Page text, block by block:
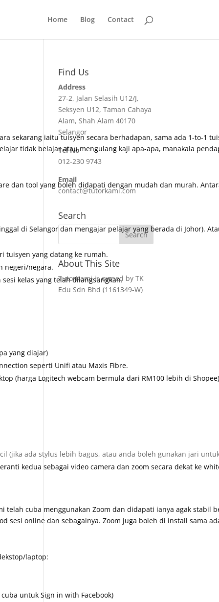
Home Blog Contact
iaitu tuisyen secara berhadapan, sama ada 1-to-1
tidak belajar atau mengulang kaji apa-apa, manakala
dan tool yang boleh didapati dengan mudah dan murah.
di Selangor dan mengajar pelajar yang berada di Johor).
tuisyen yang datang ke rumah.
negeri/negara.
kelas yang telah dilangsungkan.
yang diajar)
seperti Unifi atau Maxis Fibre.
(harga Logitech webcam bermula dari RM100 lebih di
ada stylus lebih bagus, atau anda boleh gunakan jari
kedua sebagai video camera dan zoom secara dekat ke
cuba menggunakan Zoom dan didapati ianya agak
sesi online dan sebagainya. Zoom juga boleh di install sama
laptop:
untuk Sign in with Facebook)
Find Us
Address
27-2, Jalan Selasih U12/J,
Seksyen U12, Taman Cahaya
Alam, Shah Alam 40170
Selangor
Tel No
012-230 9743
Email
contact@tutorkami.com
Search
About This Site
TutorKami is owned by TK
Edu Sdn Bhd (1161349-W)